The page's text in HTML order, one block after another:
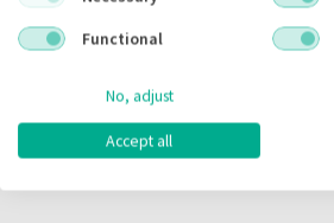
Functional
No, adjust
Accept all